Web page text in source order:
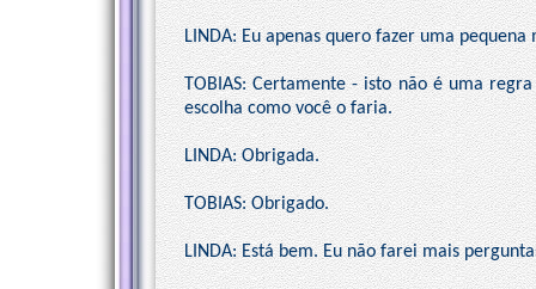
LINDA: Eu apenas quero fazer uma
TOBIAS: Certamente - isto não é uma
escolha como você o faria.
LINDA: Obrigada.
TOBIAS: Obrigado.
LINDA: Está bem. Eu não farei mais